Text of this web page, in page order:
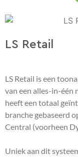
LS Retail
LS Retail is een
van een alles-in-één
heeft een totaal
branche gebaseerd
Central (voorheen
Uniek aan dit